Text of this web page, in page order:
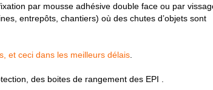
par mousse adhésive double face ou par
entrepôts, chantiers) où des chutes d’objets sont
et ceci dans les meilleurs délais
des boites de rangement des EPI .